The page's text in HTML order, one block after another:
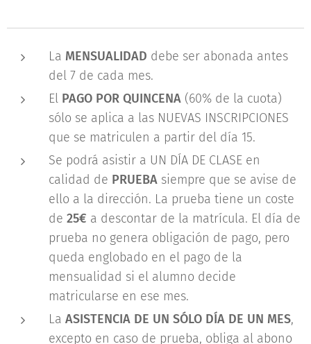
La MENSUALIDAD debe ser abonada antes
del 7 de cada mes.
El PAGO POR QUINCENA (60% de la cuota)
sólo se aplica a las NUEVAS INSCRIPCIONES
que se matriculen a partir del día 15.
Se podrá asistir a UN DÍA DE CLASE en
calidad de PRUEBA siempre que se avise de
ello a la dirección. La prueba tiene un coste
de 25€ a descontar de la matrícula. El día de
prueba no genera obligación de pago, pero
queda englobado en el pago de la
mensualidad si el alumno decide
matricularse en ese mes.
La ASISTENCIA DE UN SÓLO DÍA DE UN MES,
excepto en caso de prueba, obliga al abono